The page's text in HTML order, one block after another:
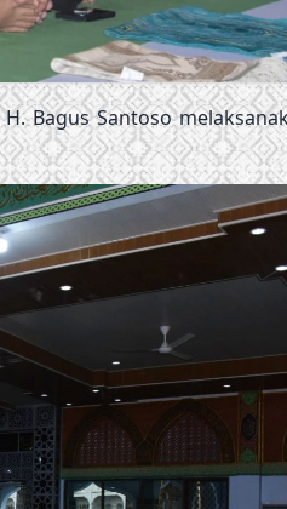
Bagus Santoso